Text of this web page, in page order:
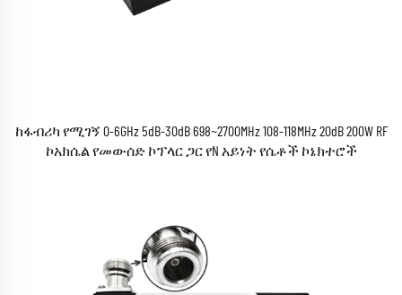
ከፋብሪካ የሚገኝ 0-6GHz 5dB-30dB 698~2700MHz 108-118MHz 20dB 200W RF
ኮአክሴል የመውሰድ ኮፕላር ጋር የN አይነት የሴቶች ኮኔክተሮች